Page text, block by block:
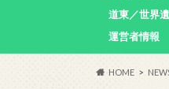
札幌市
小樽市
石狩市
北広島市
恵庭市
千歳市
苫小牧市
道東／世界
羅臼町
斜里町
運営者情報
HOME